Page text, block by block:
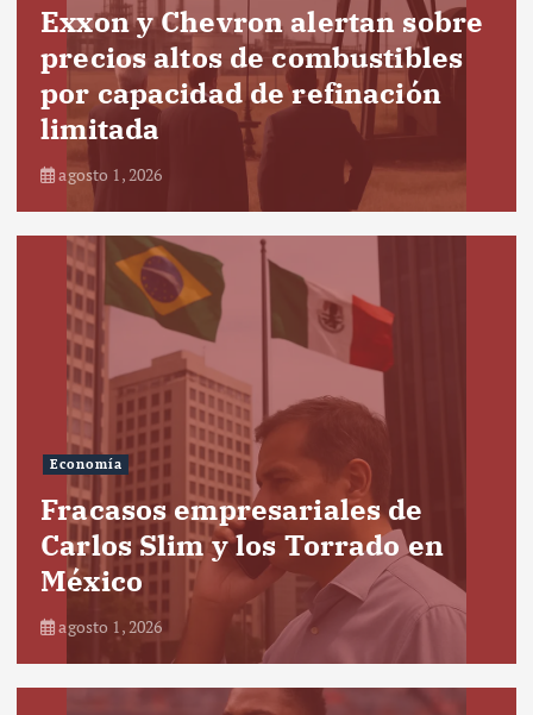
Exxon y Chevron alertan sobre
precios altos de combustibles
por capacidad de refinación
limitada
agosto 1, 2026
Economía
Fracasos empresariales de
Carlos Slim y los Torrado en
México
agosto 1, 2026